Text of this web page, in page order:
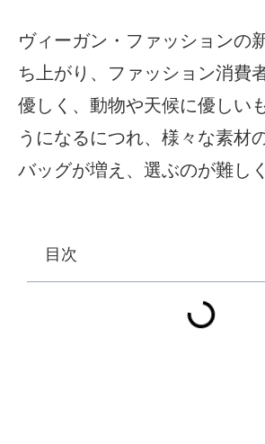
ヴィーガン・ファッションの
ち上がり、ファッション消費
優しく、動物や天候に優しい
うになるにつれ、様々な素材
バッグが増え、選ぶのが難し
目次